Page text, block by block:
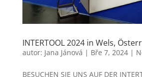
INTERTOOL 2024 in Wels,
autor: Jana Jánová | Bře 7, 2024|
BESUCHEN SIE UNS AUF DER